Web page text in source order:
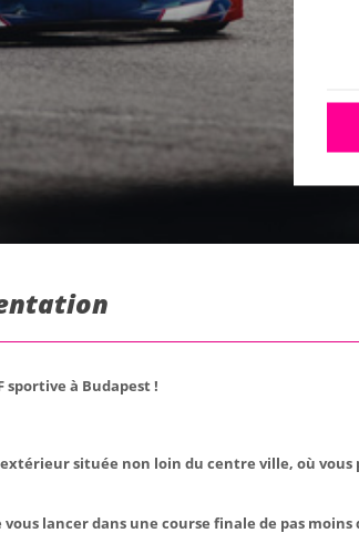
sportive à Budapest !
située non loin du centre ville, où
lancer dans une course finale de pas moins